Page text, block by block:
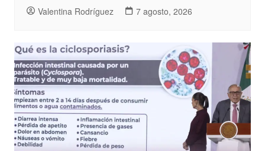
Valentina Rodríguez 7 agosto, 2026